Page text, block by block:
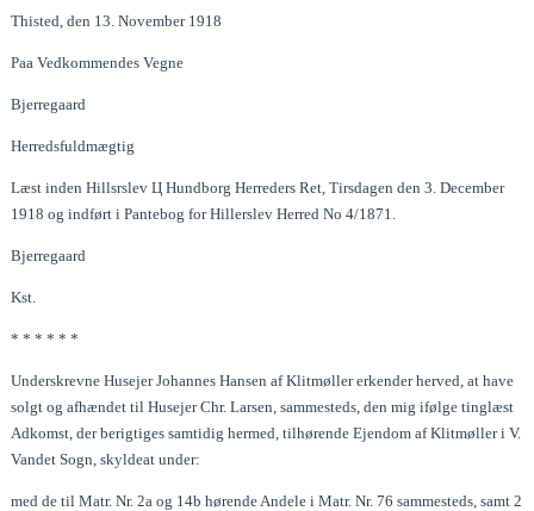
Thisted, den 13. November 1918
Paa Vedkommendes Vegne
Bjerregaard
Herredsfuldmægtig
Læst inden Hillsrslev Ц Hundborg Herreders Ret, Tirsdagen den 3. December
1918 og indført i Pantebog for Hillerslev Herred No 4/1871.
Bjerregaard
Kst.
* * * * * *
Underskrevne Husejer Johannes Hansen af Klitmøller erkender herved, at have
solgt og afhændet til Husejer Chr. Larsen, sammesteds, den mig ifølge tinglæst
Adkomst, der berigtiges samtidig hermed, tilhørende Ejendom af Klitmøller i V.
Vandet Sogn, skyldeat under:
med de til Matr. Nr. 2a og 14b hørende Andele i Matr. Nr. 76 sammesteds, samt 2